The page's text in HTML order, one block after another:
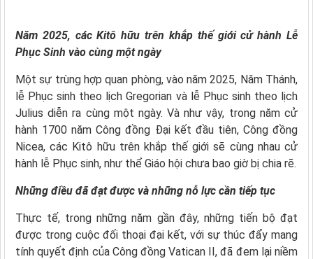
Năm 2025, các Kitô hữu trên khắp thế giới cử hành Lễ
Phục Sinh vào cùng một ngày
Một sự trùng hợp quan phòng, vào năm 2025, Năm Thánh,
lễ Phục sinh theo lịch Gregorian và lễ Phục sinh theo lịch
Julius diễn ra cùng một ngày. Và như vậy, trong năm cử
hành 1700 năm Công đồng Đại kết đầu tiên, Công đồng
Nicea, các Kitô hữu trên khắp thế giới sẽ cùng nhau cử
hành lễ Phục sinh, như thể Giáo hội chưa bao giờ bị chia rẽ.
Những điều đã đạt được và những nỗ lực cần tiếp tục
Thực tế, trong những năm gần đây, những tiến bộ đạt
được trong cuộc đối thoại đại kết, với sự thúc đẩy mang
tính quyết định của Công đồng Vatican II, đã đem lại niềm